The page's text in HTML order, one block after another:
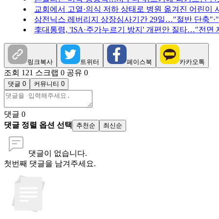
교회에서 고열·의식 저하 상태로 병원 옮겨진 어린이
삼전닉스 레버리지 상장심사기간 29일…"절반 단축
李대통령, 'ISA·주가누르기 방지' 개편안 질타…"전면
링크복사 트위터 페이스북 카카오톡
조회 121 스크랩 0 공유 0
댓글 0 커뮤니티 0
댓글 0
댓글 정렬 옵션 선택
추천순 최신순
댓글이 없습니다.
첫번째 댓글을 남겨주세요.